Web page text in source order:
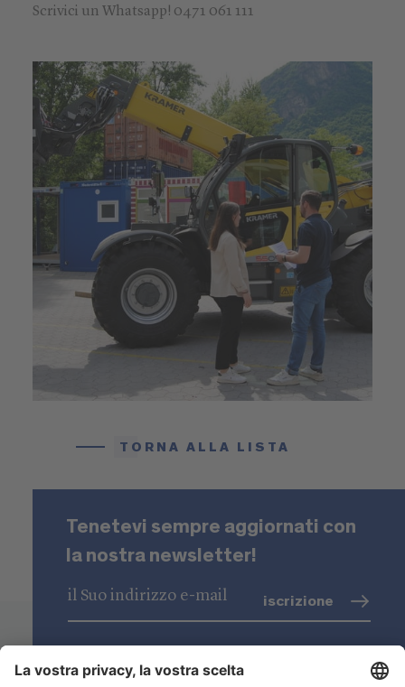
Scrivici un Whatsapp! 0471 061 111
TORNA ALLA LISTA
Tenetevi sempre aggiornati con
la nostra newsletter!
iscrizione